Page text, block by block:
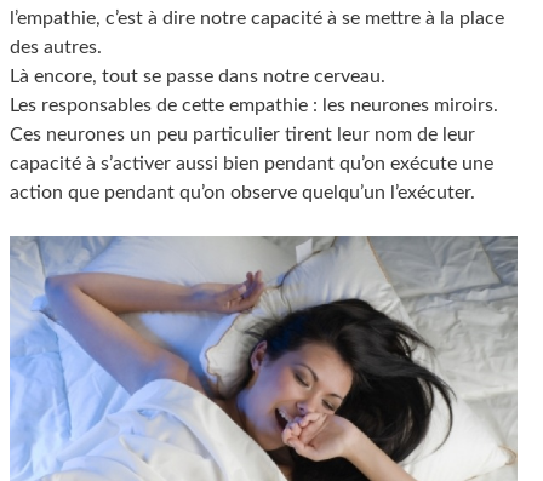
l’empathie, c’est à dire notre capacité à se mettre à la place
des autres.
Là encore, tout se passe dans notre cerveau.
Les responsables de cette empathie : les neurones miroirs.
Ces neurones un peu particulier tirent leur nom de leur
capacité à s’activer aussi bien pendant qu’on exécute une
action que pendant qu’on observe quelqu’un l’exécuter.